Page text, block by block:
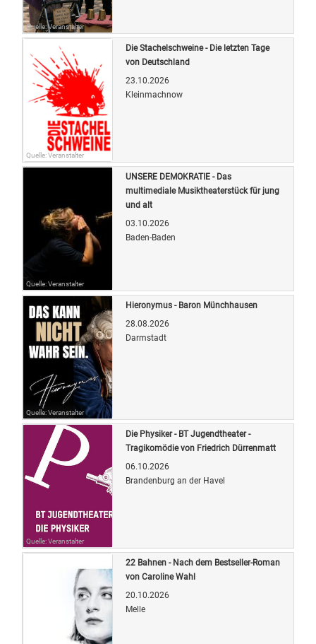
Quelle: Veranstalter
Quelle: Veranstalter
Die Stachelschweine - Die letzten Tage
von Deutschland
23.10.2026
Kleinmachnow
Quelle: Veranstalter
UNSERE DEMOKRATIE - Das
multimediale Musiktheaterstück für jung
und alt
03.10.2026
Baden-Baden
Quelle: Veranstalter
Hieronymus - Baron Münchhausen
28.08.2026
Darmstadt
Quelle: Veranstalter
Die Physiker - BT Jugendtheater -
Tragikomödie von Friedrich Dürrenmatt
06.10.2026
Brandenburg an der Havel
22 Bahnen - Nach dem Bestseller-Roman
von Caroline Wahl
20.10.2026
Melle